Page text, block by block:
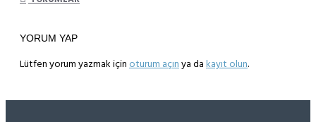
YORUM YAP
Lütfen yorum yazmak için oturum açınya da kayıt olun.